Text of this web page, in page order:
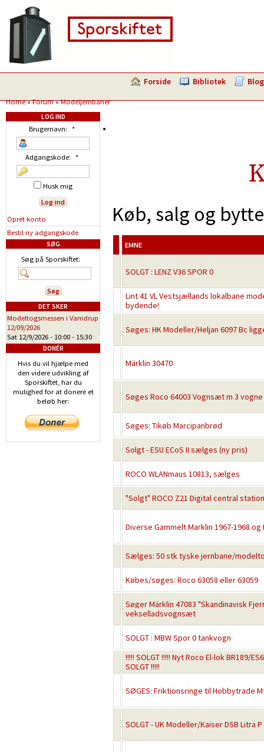
Forside Bibliotek Blog
Home»Forum»Modeljernbaner
Køb, salg og
EMNE
SOLGT : LENZ V36 SPOR 0
Lint 41 VL Vestsjællands lokalbane
bydende!
Søges: HK Modeller/Heljan 6097 Bc
Märklin 30470
Søges Roco 64003 Vognsæt m 3
Søges: Tikøb Marcipanbrød
Solgt - ESU ECoS II sælges (ny pris)
ROCO WLANmaus 10813, sælges
"Solgt" ROCO Z21 Digital central
Diverse Gammelt Marklin 1967-1968
Sælges: 50 stk tyske jernbane/
Købes/søges: Roco 63058 eller 63059
Søger Märklin 47083 "Skandinavisk
vekselladsvognsæt
SOLGT : MBW Spor 0 tankvogn
!!!!! SOLGT !!!!! Nyt Roco El-lok BR189/
SOLGT !!!!!
SØGES: Friktionsringe til Hobbytrade
SOLGT - UK Modeller/Kaiser DSB Litra P
LOG IND
Brugernavn: *
Adgangskode: *
Husk mig
Opret konto
Bestil ny adgangskode
SØG
Søg på Sporskiftet:
DET SKER
Modeltogsmessen i Vamdrup
12/09/2026
Sat 12/9/2026 - 10:00 - 15:30
DONÉR
Hvis du vil hjælpe med
den videre udvikling af
Sporskiftet, har du
mulighed for at donere et
beløb her: